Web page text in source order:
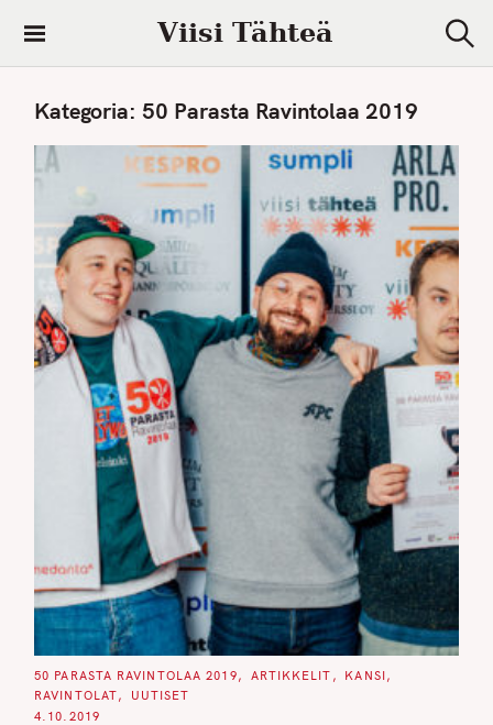
i
Viisi Tähteä
e
Kategoria: 50 Parasta Ravintolaa 2019
C
T
E
50 PARASTA RAVINTOLAA 2019 ARTIKKELIT
KANSI
RAVINTOLAT
UUTISET
4.10.2019